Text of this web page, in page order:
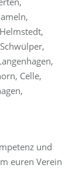
Celle,
und
euren Verein